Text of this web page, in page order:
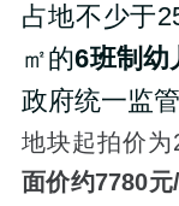
占地不少于
㎡的6班制幼
政府统一监管
地块起拍价
面价约7780元